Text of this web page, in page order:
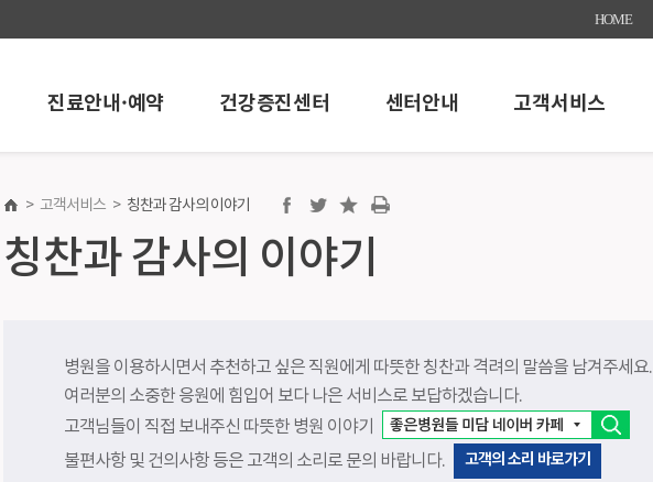
HOME
진료안내·예약 건강증진센터
건강증진센터
건강증진센터
기업건강검진
센터안내
센터안내
내시경센터
심혈관중재시술센터
어깨관절스포츠의학센터
고객서비스
채용정보
칭찬과 감사의 이야기
건강상담
고객의소리
> 고객서비스 > 칭찬과 감사의 이야기
칭찬과 감사의 이야기
병원을 이용하시면서 추천하고 싶은 직원에게 따뜻한 칭찬과 격려의 말씀을 남겨주세요.
여러분의 소중한 응원에 힘입어 보다 나은 서비스로 보답하겠습니다.
고객님들이 직접 보내주신 따뜻한 병원 이야기
불편사항 및 건의사항 등은 고객의 소리로 문의 바랍니다.
고객의 소리 바로가기